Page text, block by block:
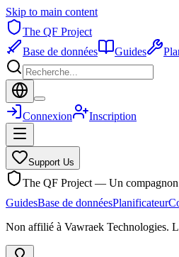
Skip to main content
The QF Project
Base de données
Guides
Connexion Inscription
Support Us
The QF Project — Un
GuidesBase de donnéesPlanificateur
Non affilié à Vawraek Technologies.